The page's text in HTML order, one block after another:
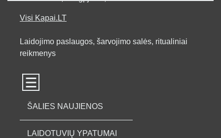
Visi Kapai.LT
Laidojimo paslaugos, šarvojimo salės, ritualiniai
reikmenys
ŠALIES NAUJIENOS
LAIDOTUVIŲ YPATUMAI